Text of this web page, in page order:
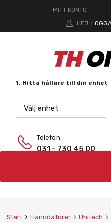
MITT KONTO
HEJ.
1. Hitta hållare till din enhet
Välj enhet
Telefon:
031 - 730 45 00
Start Handdatorer Unitech